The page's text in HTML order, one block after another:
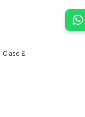
Clase E